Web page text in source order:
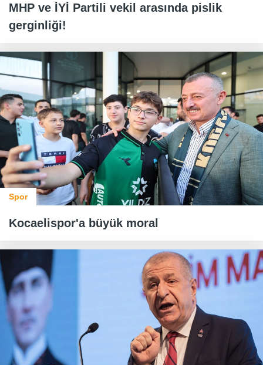
MHP ve İYİ Partili vekil arasında pislik
gerginliği!
Spor
Kocaelispor'a büyük moral